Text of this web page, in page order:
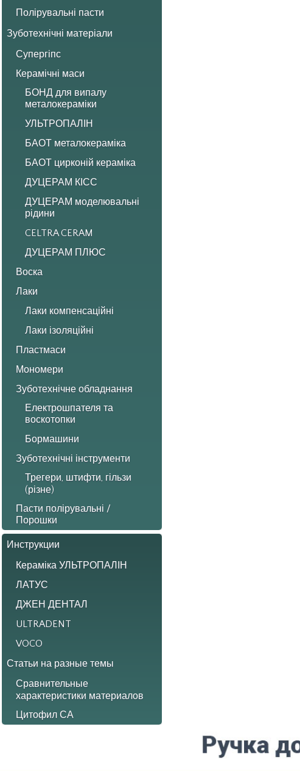
Полірувальні пасти
Зуботехнічні матеріали
Супергіпс
Керамічні маси
БОНД для випалу
металокераміки
УЛЬТРОПАЛІН
БАОТ металокераміка
БАОТ цирконій кераміка
ДУЦЕРАМ КІСС
ДУЦЕРАМ моделювальні
рідини
CELTRA CERAM
ДУЦЕРАМ ПЛЮС
Воска
Лаки
Лаки компенсаційні
Лаки ізоляційні
Пластмаси
Мономери
Зуботехнічне обладнання
Електрошпателя та
воскотопки
Бормашини
Зуботехнічні інструменти
Трегери, штифти, гільзи
(різне)
Пасти полірувальні /
Порошки
Инструкции
Кераміка УЛЬТРОПАЛІН
ЛАТУС
ДЖЕН ДЕНТАЛ
ULTRADENT
VOCO
Статьи на разные темы
Сравнительные
характеристики материалов
Цитофил СА